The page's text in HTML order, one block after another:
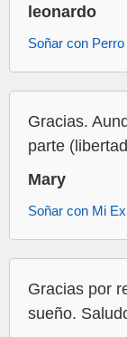
leonardo
Soñar con
Gracias.
parte
Mary
Soñar con Mi
Gracias por
sueño.